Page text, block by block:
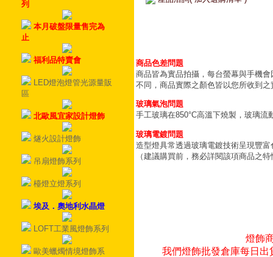
列
本月破盤限量售完為
止
福利品特賣會
LED燈泡燈管光源量販
區
北歐風宜家設計燈飾
燧火設計燈飾
吊扇燈飾系列
檯燈立燈系列
埃及．奧地利水晶燈
LOFT工業風燈飾系列
歐美蠟燭情境燈飾系
商品色差問題
商品皆為實品拍攝，每台螢幕與手機
不同，商品實際之顏色皆以您所收到之
玻璃氣泡問題
手工玻璃在850°C高溫下燒製，玻璃
玻璃電鍍問題
造型燈具常透過玻璃電鍍技術呈現豐
（建議購買前，務必詳閱該項商品之
燈飾
我們燈飾批發倉庫每日